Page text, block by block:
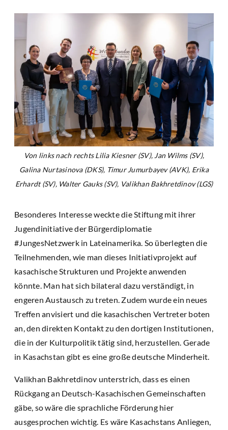
Von links nach rechts Lilia Kiesner (SV), Jan Wilms (SV),
Galina Nurtasinova (DKS), Timur Jumurbayev (AVK), Erika
Erhardt (SV), Walter Gauks (SV), Valikhan Bakhretdinov (LGS)
Besonderes Interesse weckte die Stiftung mit ihrer
Jugendinitiative der Bürgerdiplomatie
#JungesNetzwerk in Lateinamerika. So überlegten die
Teilnehmenden, wie man dieses Initiativprojekt auf
kasachische Strukturen und Projekte anwenden
könnte. Man hat sich bilateral dazu verständigt, in
engeren Austausch zu treten. Zudem wurde ein neues
Treffen anvisiert und die kasachischen Vertreter boten
an, den direkten Kontakt zu den dortigen Institutionen,
die in der Kulturpolitik tätig sind, herzustellen. Gerade
in Kasachstan gibt es eine große deutsche Minderheit.
Valikhan Bakhretdinov unterstrich, dass es einen
Rückgang an Deutsch-Kasachischen Gemeinschaften
gäbe, so wäre die sprachliche Förderung hier
ausgesprochen wichtig. Es wäre Kasachstans Anliegen,